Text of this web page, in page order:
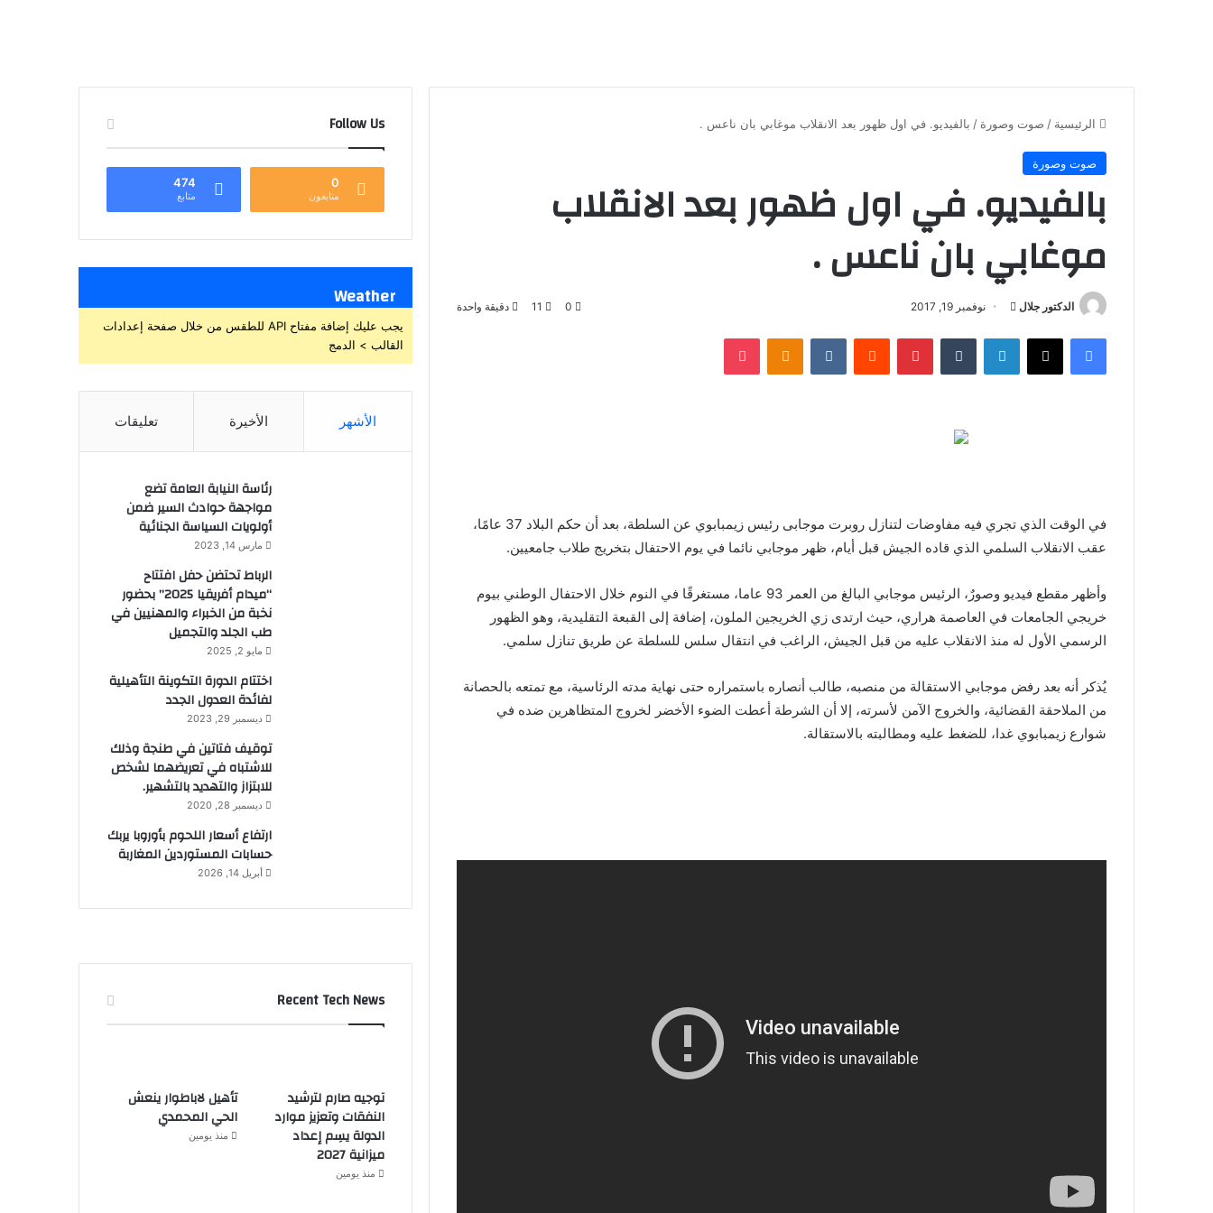
الرئيسية / صوت وصورة / بالفيديو. في اول ظهور بعد الانقلاب موغابي بان ناعس .
صوت وصورة
بالفيديو. في اول ظهور بعد الانقلاب
موغابي بان ناعس .
الدكتور جلال
أرسل
إلكترونيا
نوفمبر 19, 2017 0
11 دقيقة واحدة
فيسبوك X لينكدإن بينتيريست Odnoklassniki
بوكيت
في الوقت الذي تجري فيه مفاوضات لتنازل روبرت موجابى رئيس زيمبابوي عن السلطة، بعد أن حكم البلاد 37 عامًا،
عقب الانقلاب السلمي الذي قاده الجيش قبل أيام، ظهر موجابي نائما في يوم الاحتفال بتخريج طلاب جامعيين.
وأظهر مقطع فيديو وصورٌ، الرئيس موجابي البالغ من العمر 93 عاما، مستغرقًا في النوم خلال الاحتفال الوطني بيوم
خريجي الجامعات في العاصمة هراري، حيث ارتدى زي الخريجين الملون، إضافة إلى القبعة التقليدية، وهو الظهور
الرسمي الأول له منذ الانقلاب عليه من قبل الجيش، الراغب في انتقال سلس للسلطة عن طريق تنازل سلمي.
يُذكر أنه بعد رفض موجابي الاستقالة من منصبه، طالب أنصاره باستمراره حتى نهاية مدته الرئاسية، مع تمتعه بالحصانة
من الملاحقة القضائية، والخروج الآمن ‏لأسرته، إلا أن الشرطة أعطت الضوء الأخضر لخروج المتظاهرين ضده في
شوارع زيمبابوي غدا، للضغط عليه ومطالبته بالاستقالة.
Follow Us
0
متابعون
474
متابع
Weather
يجب عليك إضافة مفتاح API للطقس من خلال صفحة إعدادات
القالب > الدمج
الأشهر الأخيرة تعليقات
رئاسة النيابة العامة تضع
مواجهة حوادث السير ضمن
أولويات السياسة الجنائية
مارس 14, 2023
الرباط تحتضن حفل افتتاح
“ميدام أفريقيا 2025” بحضور
نخبة من الخبراء والمهنيين في
طب الجلد والتجميل
مايو 2, 2025
اختتام الدورة التكوينة التأهيلية
لفائدة العدول الجدد
ديسمبر 29, 2023
توقيف فتاتين في طنجة وذلك
للاشتباه في تعريضهما لشخص
للابتزاز والتهديد بالتشهير.
ديسمبر 28, 2020
ارتفاع أسعار اللحوم بأوروبا يربك
حسابات المستوردين المغاربة
أبريل 14, 2026
Recent Tech News
توجيه صارم لترشيد
النفقات وتعزيز موارد
الدولة يسِم إعداد
ميزانية 2027
منذ يومين
تأهيل لاباطوار ينعش
الحي المحمدي
منذ يومين